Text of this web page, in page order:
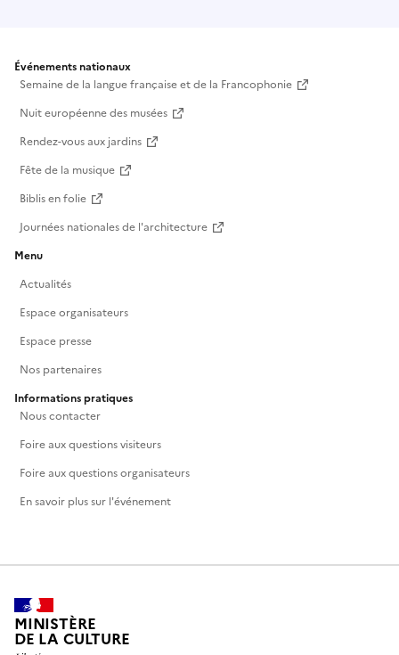
Événements nationaux
Semaine de la langue française et de la Francophonie
Nuit européenne des musées
Rendez-vous aux jardins
Fête de la musique
Biblis en folie
Journées nationales de l'architecture
Menu
Actualités
Espace organisateurs
Espace presse
Nos partenaires
Informations pratiques
Nous contacter
Foire aux questions visiteurs
Foire aux questions organisateurs
En savoir plus sur l'événement
MINISTÈRE
DE LA CULTURE